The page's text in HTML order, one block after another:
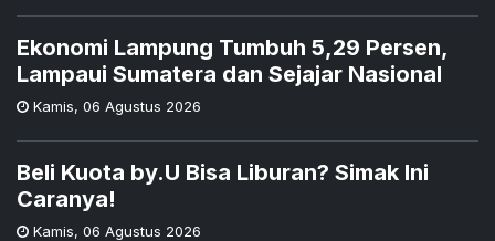
Ekonomi Lampung Tumbuh 5,29 Persen,
Lampaui Sumatera dan Sejajar Nasional
Kamis, 06 Agustus 2026
Beli Kuota by.U Bisa Liburan? Simak Ini
Caranya!
Kamis, 06 Agustus 2026